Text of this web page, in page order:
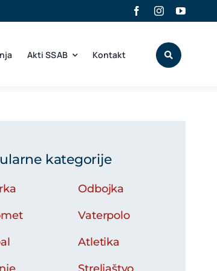
Akti SSAB Kontakt
kategorije
Odbojka
Vaterpolo
Atletika